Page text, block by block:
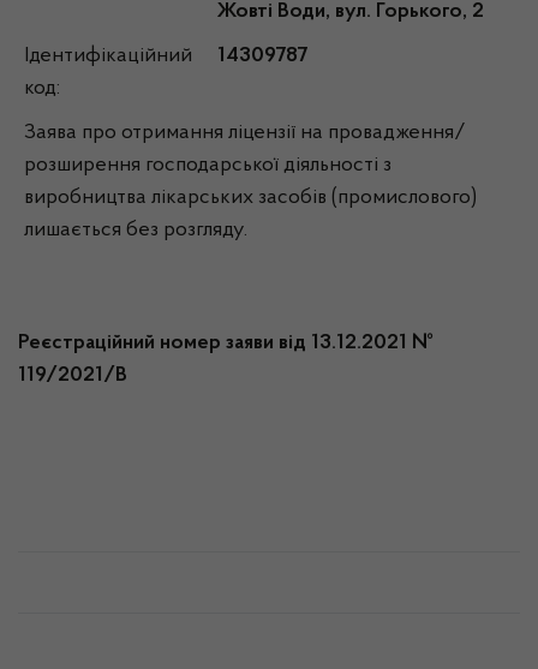
Жовті Води, вул. Горького, 2
Ідентифікаційний
код:
14309787
Заява про отримання ліцензії на провадження/
розширення господарської діяльності з
виробництва лікарських засобів (промислового)
лишається без розгляду.
Реєстраційний номер заяви від 13.12.2021 №
119/2021/В